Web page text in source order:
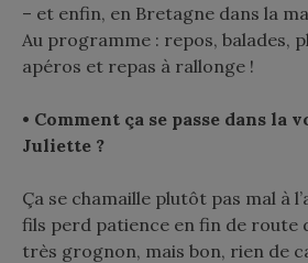
– et enfin, en Bretagne dans la
Au programme : repos, balades,
apéros et repas à rallonge !
• Comment ça se passe dans la
Juliette ?
Ça se chamaille plutôt pas mal à
fils perd patience en fin de route
très grognon, mais bon, rien de